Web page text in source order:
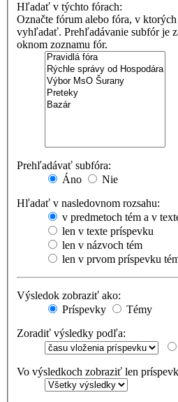
Hľadať v týchto fórach:
Označte fórum alebo fóra, v
vyhľadať. Prehľadávanie subfór je
oknom zoznamu fór.
Prehľadávať subfóra:
Áno
Nie
Hľadať v nasledovnom rozsahu:
v predmetoch tém a v
len v texte príspevku
len v názvoch tém
len v prvom príspevku
Výsledok zobraziť ako:
Príspevky
Témy
Zoradiť výsledky podľa:
Vo výsledkoch zobraziť len